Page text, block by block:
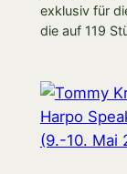
exklusiv für
die auf 119